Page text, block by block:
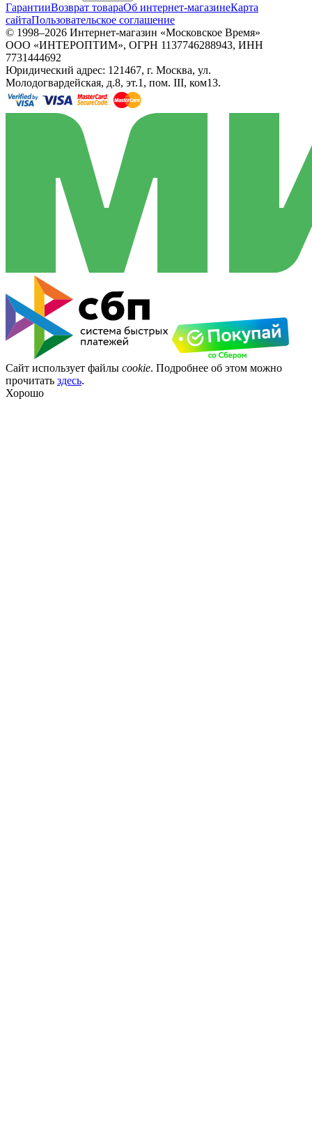
ГарантииВозврат товараОб интернет-магазинеКарта
сайтаПользовательское соглашение
© 1998–2026 Интернет-магазин «Московское Время»
ООО «ИНТЕРОПТИМ», ОГРН 1137746288943, ИНН
7731444692
Юридический адрес: 121467, г. Москва, ул.
Молодогвардейская, д.8, эт.1, пом. III, ком13.
Сайт использует файлы cookie. Подробнее об этом можно
прочитать здесь.
Хорошо